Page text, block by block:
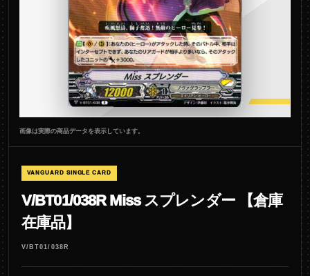
画像は実際の商品データを表示しています。
VANGUARD SINGLE CARD
V/BT01/038R Miss スプレンダー 【倉庫
在庫品】
V/BT01/038R